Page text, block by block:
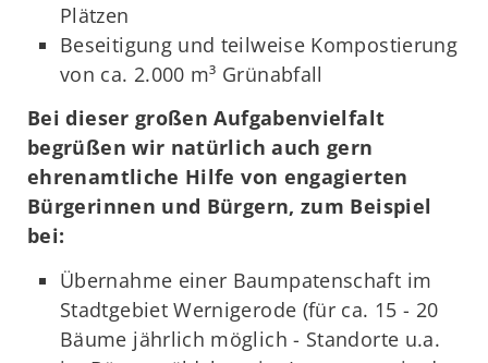
Plätzen
Beseitigung und teilweise Kompostierung
von ca. 2.000 m³ Grünabfall
Bei dieser großen Aufgabenvielfalt
begrüßen wir natürlich auch gern
ehrenamtliche Hilfe von engagierten
Bürgerinnen und Bürgern, zum Beispiel
bei:
Übernahme einer Baumpatenschaft im
Stadtgebiet Wernigerode (für ca. 15 - 20
Bäume jährlich möglich - Standorte u.a.